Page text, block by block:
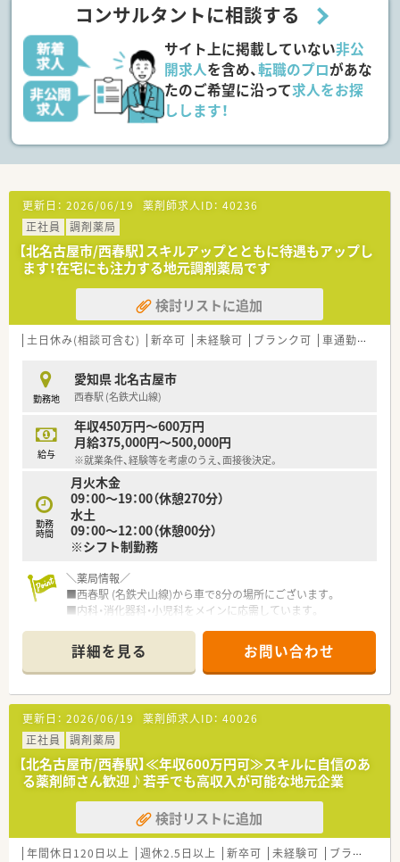
コンサルタントに相談する
サイト上に掲載していない非公
開求人を含め、転職のプロがあな
たのご希望に沿って求人をお探
しします！
更新日： 2026/06/19 薬剤師求人ID： 40236
正社員
調剤薬局
【北名古屋市/西春駅】スキルアップとともに待遇もアップし
ます！在宅にも注力する地元調剤薬局です
検討リストに追加
土日休み(相談可含む) 新卒可 未経験可 ブランク可 車通勤可
勤務地
愛知県 北名古屋市
西春駅 (名鉄犬山線)
給与
年収450万円～600万円
月給375,000円～500,000円
※就業条件、経験等を考慮のうえ、面接後決定。
勤務
時間
月火木金
09：00～19：00（休憩270分）
水土
09：00～12：00（休憩00分）
※シフト制勤務
＼薬局情報／
■西春駅 (名鉄犬山線)から車で8分の場所にございます。
■内科・消化器科・小児科をメインに応需しています。
＼会社について／
■1994年に創業！現在では愛知県を中心に6店舗展開していま
す。
■保険薬局事業の他にも医薬品の総合販売事業を運営しており、
企業収益は2事業を柱に盤石な体制を築いております。
■出店形態はマンツーマン型、患者様のご家族各世代から処方箋
を応需する地域密着型の薬局です。
■代表は薬剤師ではありませんが、だからこそ薬剤師が働きやす
い環境作りの為に余念がございません。
■かかりつけ薬局として従業員は積極的に認定薬剤師を取得し
ており、会社も資格支援制度を整備するなど取得しやすい環境を
作られております。
■経験やスキルを考慮のうえ、将来的な高待遇も望める薬局で
詳細を見る お問い合わせ
更新日： 2026/06/19 薬剤師求人ID： 40026
正社員
調剤薬局
【北名古屋市/西春駅】≪年収600万円可≫スキルに自信のあ
る薬剤師さん歓迎♪若手でも高収入が可能な地元企業
検討リストに追加
年間休日120日以上 週休2.5日以上 新卒可 未経験可 ブランク可